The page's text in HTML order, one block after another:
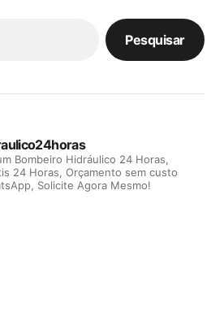
Pesquisar
Bombeiro Hidráulico 24 Horas,
24 Horas, Orçamento sem custo
Solicite Agora Mesmo!